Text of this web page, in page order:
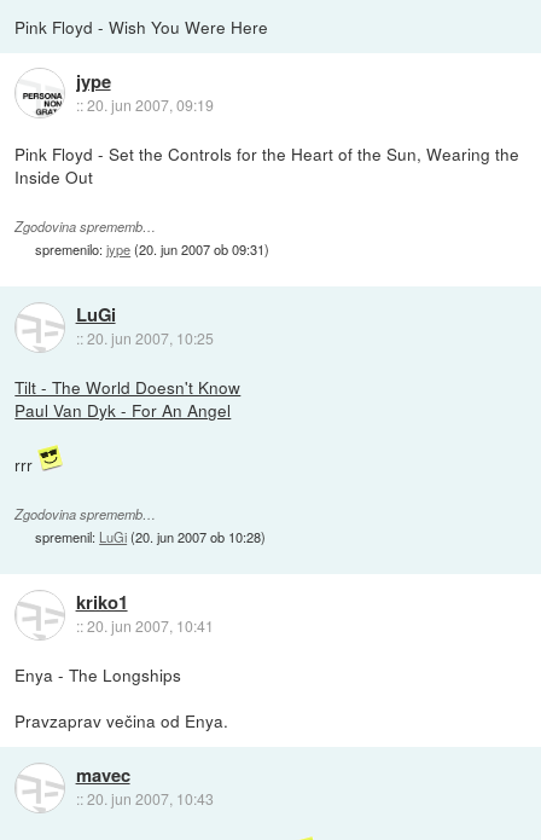
Pink Floyd - Wish You Were Here
jype
::20. jun 2007, 09:19
Pink Floyd - Set the Controls for the Heart of the Sun, Wearing the
Inside Out
Zgodovina sprememb…
spremenilo:jype(20. jun 2007 ob 09:31)
LuGi
::20. jun 2007, 10:25
Tilt - The World Doesn't Know
Paul Van Dyk - For An Angel
rrr
Zgodovina sprememb…
spremenil: LuGi(20. jun 2007 ob 10:28)
kriko1
::20. jun 2007, 10:41
Enya - The Longships
Pravzaprav večina od Enya.
mavec
::20. jun 2007, 10:43